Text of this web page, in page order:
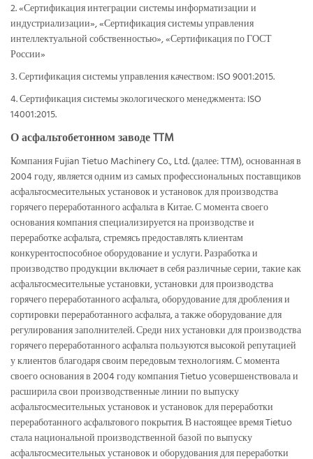
2. «Сертификация интеграции системы информатизации и
индустриализации», «Сертификация системы управления
интеллектуальной собственностью», «Сертификация по ГОСТ
России»
3. Сертификация системы управления качеством: ISO 9001:2015.
4. Сертификация системы экологического менеджмента: ISO
14001:2015.
О асфальтобетонном заводе TTM
Компания Fujian Tietuo Machinery Co., Ltd. (далее: TTM), основанная в
2004 году, является одним из самых профессиональных поставщиков
асфальтосмесительных установок и установок для производства
горячего переработанного асфальта в Китае. С момента своего
основания компания специализируется на производстве и
переработке асфальта, стремясь предоставлять клиентам
конкурентоспособное оборудование и услуги. Разработка и
производство продукции включает в себя различные серии, такие как
асфальтосмесительные установки, установки для производства
горячего переработанного асфальта, оборудование для дробления и
сортировки переработанного асфальта, а также оборудование для
регулирования заполнителей. Среди них установки для производства
горячего переработанного асфальта пользуются высокой репутацией
у клиентов благодаря своим передовым технологиям. С момента
своего основания в 2004 году компания Tietuo усовершенствовала и
расширила свои производственные линии по выпуску
асфальтосмесительных установок и установок для переработки
переработанного асфальтового покрытия. В настоящее время Tietuo
стала национальной производственной базой по выпуску
асфальтосмесительных установок и оборудования для переработки